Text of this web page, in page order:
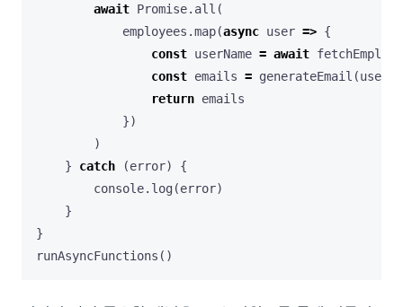
await Promise. all (
employees .map(async user => {
const userName = await
const emails = generateEmail (
return emails
})
)
}
catch (error)
{
console. log (error)
}
}
runAsyncFunctions ()